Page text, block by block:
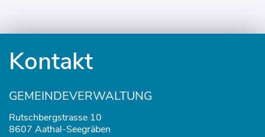
Kontakt
GEMEINDEVERWALTUNG
Rutschbergstrasse 10
8607 Aathal-Seegräben